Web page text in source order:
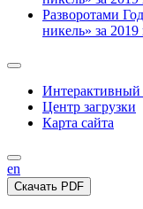
Разворотами
никель» за 2019
Интерактивный
Центр загрузки
Карта сайта
en
Скачать PDF